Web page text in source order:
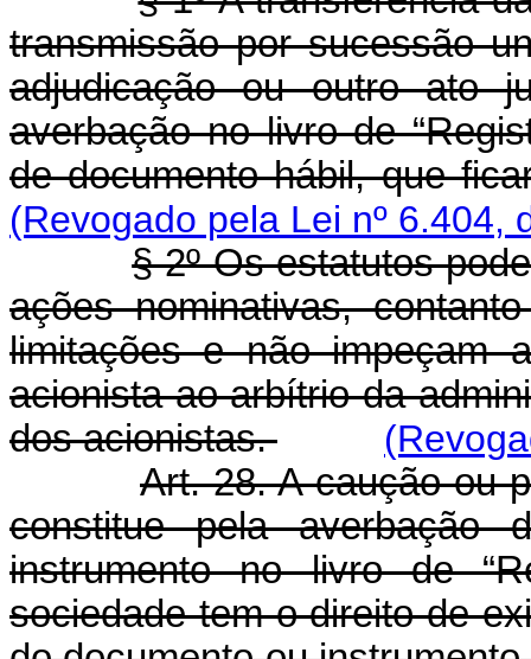
transmissão por sucessão
adjudicação ou outro ato
averbação no livro de
de documento hábil, que
(Revogado pela Lei nº 6.404,
§ 2º Os estatutos
ações nominativas,
limitações e não impeçam
acionista ao arbítrio da
dos acionistas.
Art. 28. A caução ou
constitue pela averbação
instrumento no livro de
sociedade tem o direito de